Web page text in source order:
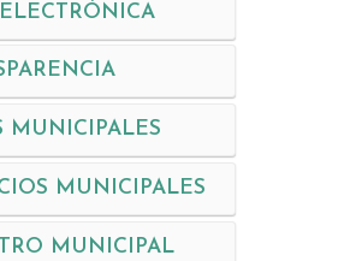
MUNICIPALES
MUNICIPALES
MUNICIPAL